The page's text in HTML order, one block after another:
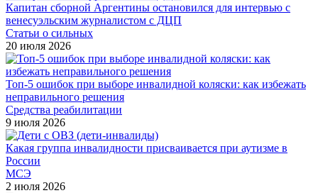
Капитан сборной Аргентины остановился для интервью с
венесуэльским журналистом с ДЦП
Статьи о сильных
20 июля 2026
Топ-5 ошибок при выборе инвалидной коляски: как избежать
неправильного решения
Средства реабилитации
9 июля 2026
Какая группа инвалидности присваивается при аутизме в
России
МСЭ
2 июля 2026